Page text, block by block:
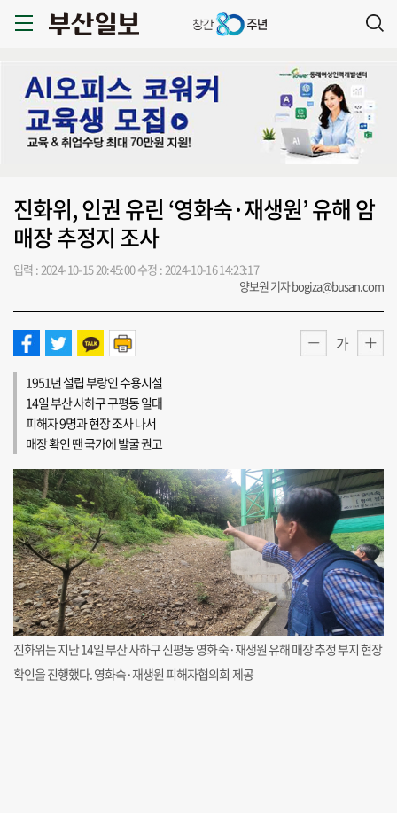
진화위, 인권 유린 ‘영화숙·재생원’ 유해 암
매장 추정지 조사
입력 : 2024-10-15 20:45:00수정 : 2024-10-16 14:23:17
양보원 기자 bogiza@busan.com
가
1951년 설립 부랑인 수용시설
14일 부산 사하구 구평동 일대
피해자 9명과 현장 조사 나서
매장 확인 땐 국가에 발굴 권고
진화위는 지난 14일 부산 사하구 신평동 영화숙·재생원 유해 매장 추정 부지 현장
확인을 진행했다. 영화숙·재생원 피해자협의회 제공